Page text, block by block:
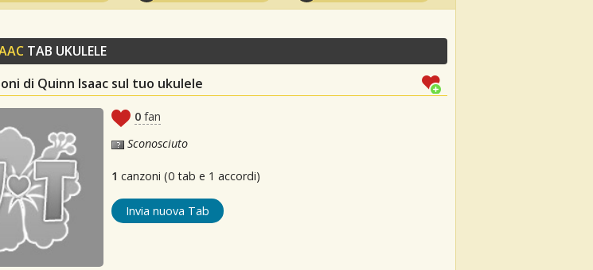
TAB UKULELE
di Quinn Isaac sul tuo ukulele
0 fan
Sconosciuto
1 canzoni (0 tab e 1 accordi)
Invia nuova Tab